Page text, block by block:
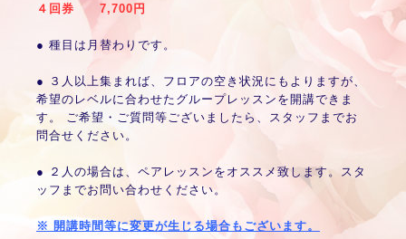
４回券 7,700円
● 種目は月替わりです。
● ３人以上集まれば、フロアの空き状況にもよりますが、
希望のレベルに合わせたグループレッスンを開講できま
す。 ご希望・ご質問等ございましたら、スタッフまでお
問合せください。
● ２人の場合は、ペアレッスンをオススメ致します。スタ
ッフまでお問い合わせください。
※ 開講時間等に変更が生じる場合もございます。